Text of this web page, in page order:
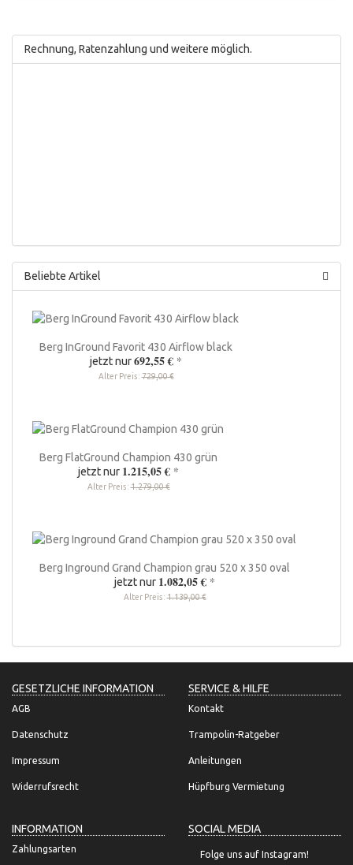
Rechnung, Ratenzahlung und weitere möglich.
Beliebte Artikel
Berg InGround Favorit 430 Airflow black
jetzt nur692,55 € *
Alter Preis:729,00 €
Berg FlatGround Champion 430 grün
jetzt nur 1.215,05 € *
Alter Preis:1.279,00 €
Berg Inground Grand Champion grau 520 x 350 oval
jetzt nur 1.082,05 € *
Alter Preis:1.139,00 €
GESETZLICHE INFORMATION
AGB
Datenschutz
Impressum
Widerrufsrecht
SERVICE & HILFE
Kontakt
Trampolin-Ratgeber
Anleitungen
Hüpfburg Vermietung
INFORMATION
Zahlungsarten
SOCIAL MEDIA
Folge uns auf Instagram!